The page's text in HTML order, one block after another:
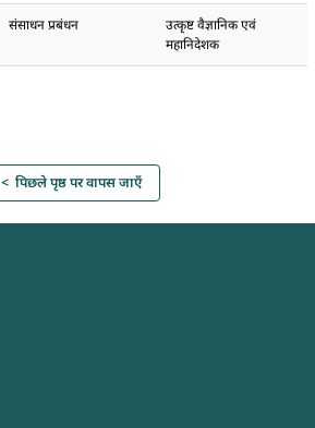
संसाधन प्रबंधन
उत्कृष्ट वैज्ञानिक एवं
महानिदेशक
< पिछले पृष्ठ पर वापस जाएँ